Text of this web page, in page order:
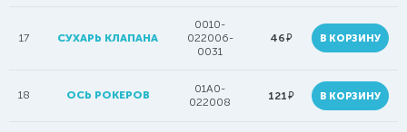
17 СУХАРЬ КЛАПАНА
0010-
022006-
0031
46руб. В КОРЗИНУ
18 ОСЬ РОКЕРОВ
01A0-
022008
121руб. В КОРЗИНУ